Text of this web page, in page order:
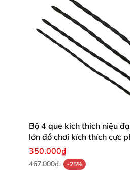
Hướng dẫn sử dụng
Vệ sinh sản
khuẩn.
Nhét vào đầu lỗ
Bộ 4 que kích thích niệu
lớn đồ chơi kích thích cực
350.000₫
467.000₫ -25%